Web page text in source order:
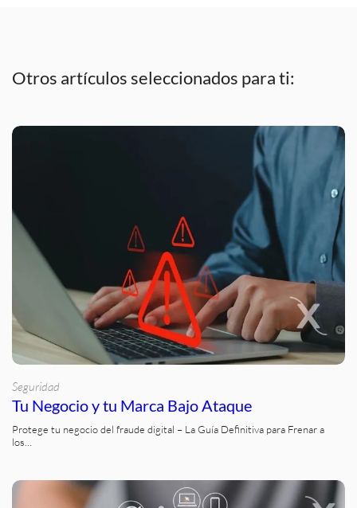
Otros artículos seleccionados para ti:
Seguridad
Tu Negocio y tu Marca Bajo Ataque
Protege tu negocio del fraude digital – La Guía Definitiva para Frenar a
los…